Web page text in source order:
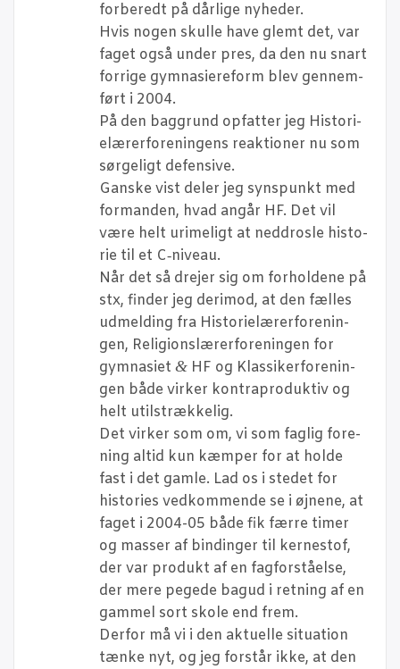
for­be­redt på dår­li­ge nyheder.
Hvis nogen skul­le have glemt det, var
faget også under pres, da den nu snart
for­ri­ge gym­na­si­ere­form blev gen­nem­
ført i 2004.
På den bag­grund opfat­ter jeg Histo­ri­
e­læ­rer­for­e­nin­gens reak­tio­ner nu som
sør­ge­ligt defensive.
Gan­ske vist deler jeg syns­punkt med
for­man­den, hvad angår HF. Det vil
være helt uri­me­ligt at ned­d­ros­le histo­
rie til et C‑niveau.
Når det så dre­jer sig om for­hol­de­ne på
stx, fin­der jeg der­i­mod, at den fæl­les
udmel­ding fra Histo­ri­e­læ­rer­for­e­nin­
gen, Reli­gions­læ­rer­for­e­nin­gen for
gym­na­si­et & HF og Klas­si­ker­for­e­nin­
gen både vir­ker kon­trapro­duk­tiv og
helt utilstrækkelig.
Det vir­ker som om, vi som fag­lig for­e­
ning altid kun kæm­per for at hol­de
fast i det gam­le. Lad os i ste­det for
histo­ri­es ved­kom­men­de se i øjne­ne, at
faget i 2004-05 både fik fær­re timer
og mas­ser af bin­din­ger til ker­ne­stof,
der var pro­dukt af en fag­for­stå­el­se,
der mere pege­de bag­ud i ret­ning af en
gam­mel sort sko­le end frem.
Der­for må vi i den aktu­el­le situ­a­tion
tæn­ke nyt, og jeg for­står ikke, at den